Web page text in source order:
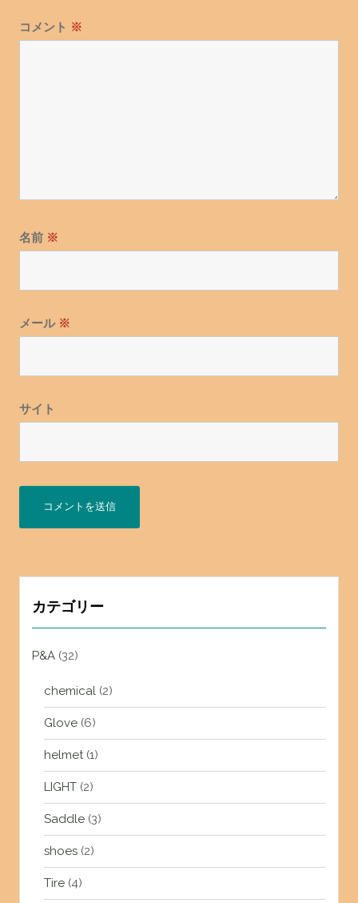
コメント ※
名前 ※
メール ※
サイト
カテゴリー
P&A(32)
chemical(2)
Glove(6)
helmet(1)
LIGHT(2)
Saddle(3)
shoes(2)
Tire(4)